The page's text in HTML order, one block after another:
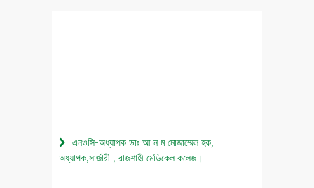
এনওসি-অধ্যাপক ডাঃ আ ন ম মোজাম্মেল হক,
অধ্যাপক,সার্জারী , রাজশাহী মেডিকেল কলেজ।